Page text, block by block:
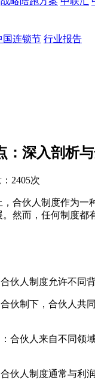
国连锁节 行业报告
：深入剖析
2405次
伙人制度作为一种
然而，任何制度
伙人制度允许不同
合伙制下，合伙人共
：合伙人来自不同领
合伙人制度通常与利